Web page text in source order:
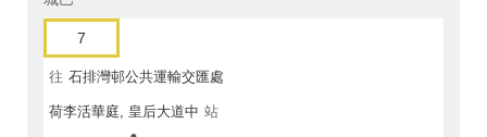
7
往 石排灣邨公共運輸交匯處
荷李活華庭, 皇后大道中 站